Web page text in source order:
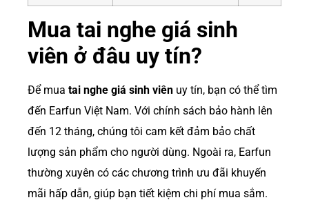
Mua tai nghe giá sinh
viên ở đâu uy tín?
Để mua tai nghe giá sinh viên uy tín, bạn có thể tìm
đến Earfun Việt Nam. Với chính sách bảo hành lên
đến 12 tháng, chúng tôi cam kết đảm bảo chất
lượng sản phẩm cho người dùng. Ngoài ra, Earfun
thường xuyên có các chương trình ưu đãi khuyến
mãi hấp dẫn, giúp bạn tiết kiệm chi phí mua sắm.